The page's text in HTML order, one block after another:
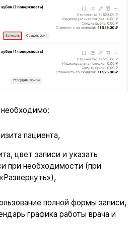
пациента,
цвет записи и указать
при необходимости (при
полной формы записи,
графика работы врача и